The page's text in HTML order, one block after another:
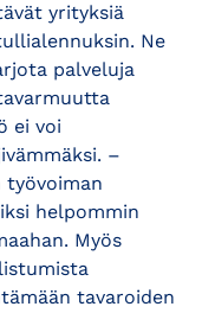
yrityksiä
Ne
palveluja
ei voi
–
työvoiman
helpommin
Myös
tavaroiden